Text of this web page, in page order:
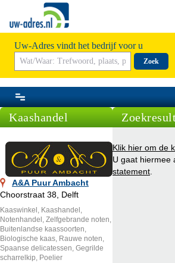
Uw-Adres vindt het bedrijf voor u
Zoek
Kaashandel
A&A Puur Ambacht
Choorstraat 38, Delft
Kaaswinkel, Kaashandel,
Notenhandel, Zelfgebrande noten,
Buitenlandse kaassoorten,
Biologische kaas, Rauwe noten,
Spaanse delicatessen, Gegrilde
scharrelkip, Poelier
Klik hier om de
U gaat hiermee
statement